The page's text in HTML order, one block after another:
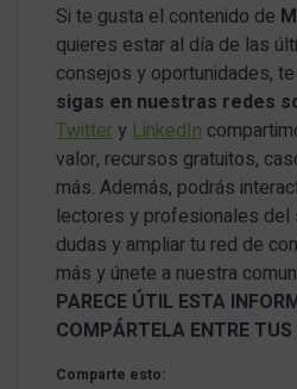
Si te gusta el contenido de
quieres estar al día de las
consejos y oportunidades,
sigas en nuestras redes
Twitter y LinkedIn
valor, recursos gratuitos,
más. Además, podrás
lectores y profesionales
dudas y ampliar tu red de
más y únete a nuestra
PARECE ÚTIL ESTA
COMPÁRTELA ENTRE
Comparte esto: